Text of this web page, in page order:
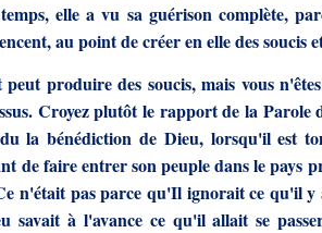
elle a vu sa guérison complète,
au point de créer en elle des soucis
produire des soucis, mais vous
Croyez plutôt le rapport de la
la bénédiction de Dieu, lorsqu'il est
de faire entrer son peuple dans le pays
n'était pas parce qu'Il ignorait ce qu'il y
savait à l'avance ce qu'il allait se